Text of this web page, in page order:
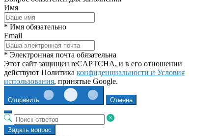
Имя
* Имя обязательно
Email
* Электронная почта обязательна
Этот сайт защищен reCAPTCHA, и в его отношении
действуют Политика конфиденциальности и Условия
использования, принятые Google.
Отправить Отмена
Задать вопрос